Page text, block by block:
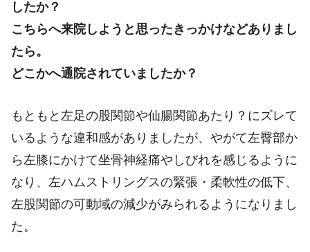
したか？
こちらへ来院しようと思ったきっかけなどありまし
たら。
どこかへ通院されていましたか？
もともと左足の股関節や仙腸関節あたり？にズレて
いるような違和感がありましたが、やがて左臀部か
ら左膝にかけて坐骨神経痛やしびれを感じるように
なり、左ハムストリングスの緊張・柔軟性の低下、
左股関節の可動域の減少がみられるようになりまし
た。